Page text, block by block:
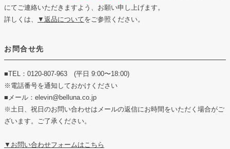
にてご連絡いただきますよう、お願い申し上げます。
詳しくは、
▼返品についてをご参照ください。
お問合せ先
■TEL：0120-807-963 (平日 9:00〜18:00)
※電話番号を通知しておかけください
■メール：elevin@belluna.co.jp
※土日、祝日のお問い合わせはメールの返信にお時間をいただく場合がご
ざいます。ご了承ください。
▼お問い合わせフォームはこちら